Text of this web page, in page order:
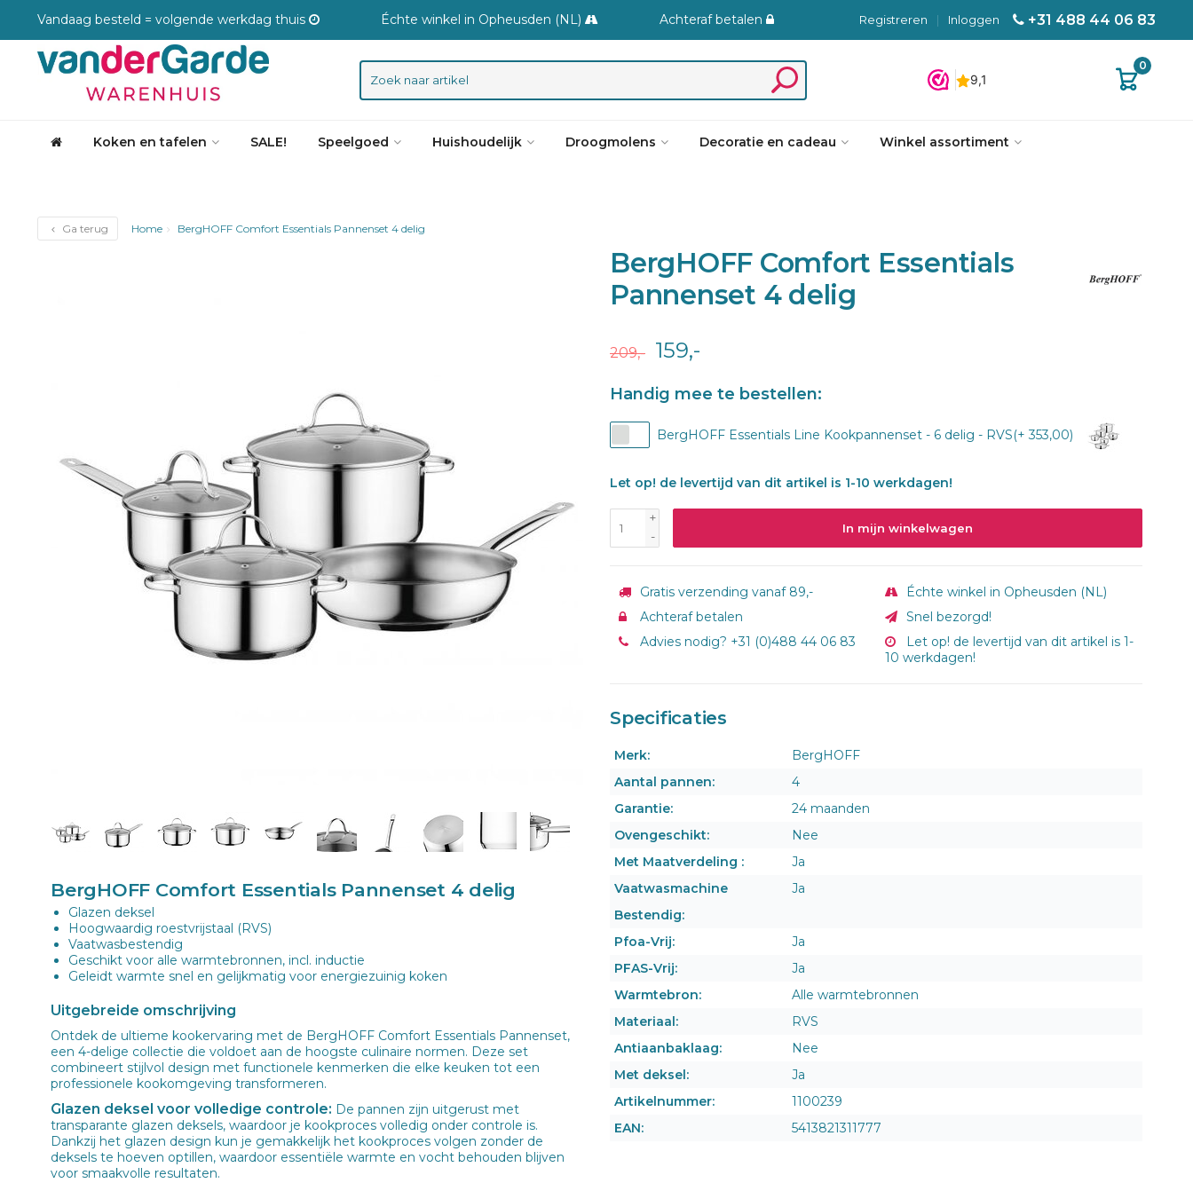
Vandaag besteld = volgende werkdag thuis Échte winkel in Opheusden (NL) Achteraf betalen +31 488 44 06 83
Inloggen
|
Registreren
0
Koken en tafelen SALE! Speelgoed Huishoudelijk Droogmolens Decoratie en cadeau Winkel assortiment
Ga terug Home BergHOFF Comfort Essentials Pannenset 4 delig
BergHOFF Comfort Essentials Pannenset 4 delig
Glazen deksel
Hoogwaardig roestvrijstaal (RVS)
Vaatwasbestendig
Geschikt voor alle warmtebronnen, incl. inductie
Geleidt warmte snel en gelijkmatig voor energiezuinig koken
Uitgebreide omschrijving
Ontdek de ultieme kookervaring met de BergHOFF Comfort Essentials Pannenset,
een 4-delige collectie die voldoet aan de hoogste culinaire normen. Deze set
combineert stijlvol design met functionele kenmerken die elke keuken tot een
professionele kookomgeving transformeren.
Glazen deksel voor volledige controle: De pannen zijn uitgerust met
transparante glazen deksels, waardoor je kookproces volledig onder controle is.
Dankzij het glazen design kun je gemakkelijk het kookproces volgen zonder de
deksels te hoeven optillen, waardoor essentiële warmte en vocht behouden blijven
voor smaakvolle resultaten.
BergHOFF Comfort Essentials
Pannenset 4 delig
209,- 159,-
Handig mee te bestellen:
BergHOFF Essentials Line Kookpannenset - 6 delig - RVS(+ 353,00)
Let op! de levertijd van dit artikel is 1-10 werkdagen!
+
-
In mijn winkelwagen
Gratis verzending vanaf 89,-
Échte winkel in Opheusden (NL)
Achteraf betalen
Snel bezorgd!
Advies nodig? +31 (0)488 44 06 83
Let op! de levertijd van dit artikel is 1-
10 werkdagen!
Specificaties
Merk:
BergHOFF
Aantal pannen:
4
Garantie:
24 maanden
Ovengeschikt:
Nee
Met Maatverdeling :
Ja
Vaatwasmachine
Bestendig:
Ja
Pfoa-Vrij:
Ja
PFAS-Vrij:
Ja
Warmtebron:
Alle warmtebronnen
Materiaal:
RVS
Antiaanbaklaag:
Nee
Met deksel:
Ja
Artikelnummer:
1100239
EAN:
5413821311777